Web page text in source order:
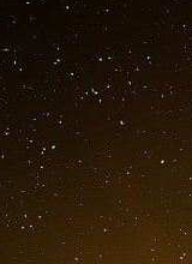
associé du
lui, la
début de la
encore là
soit en
« Quel
de sécurité